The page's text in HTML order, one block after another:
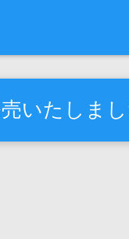
いたしま